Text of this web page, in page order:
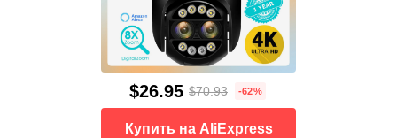
$26.95 $70.93 -62%
Купить на AliExpress